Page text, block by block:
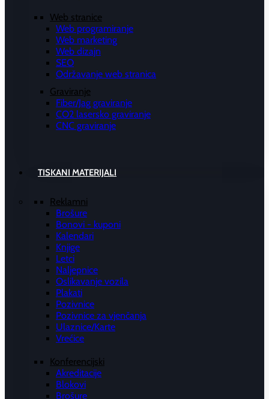
Web stranice
Web programiranje
Web marketing
Web dizajn
SEO
Održavanje web stranica
Graviranje
Fiber/Jag graviranje
CO2 lasersko graviranje
CNC graviranje
TISKANI MATERIJALI
Reklamni
Brošure
Bonovi - kuponi
Kalendari
Knjige
Letci
Naljepnice
Oslikavanje vozila
Plakati
Pozivnice
Pozivnice za vjenčanja
Ulaznice/Karte
Vrećice
Konferencijski
Akreditacije
Blokovi
Brošure